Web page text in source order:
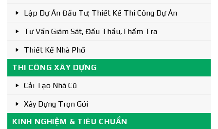
Lập Dự Án Đầu Tư; Thiết Kế Thi Công Dự Án
Tư Vấn Giám Sát, Đấu Thầu,thẩm Tra
Thiết Kế Nhà Phố
THI CÔNG XÂY DỰNG
Cải Tạo Nhà Cũ
Xây Dựng Trọn Gói
KINH NGHIỆM & TIÊU CHUẨN